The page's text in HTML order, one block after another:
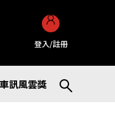
登入/註冊
車訊風雲獎